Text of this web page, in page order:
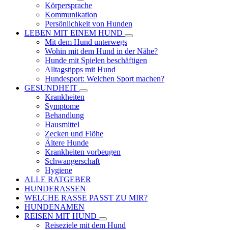
Körpersprache
Kommunikation
Persönlichkeit von Hunden
LEBEN MIT EINEM HUND
Mit dem Hund unterwegs
Wohin mit dem Hund in der Nähe?
Hunde mit Spielen beschäftigen
Alltagstipps mit Hund
Hundesport: Welchen Sport machen?
GESUNDHEIT
Krankheiten
Symptome
Behandlung
Hausmittel
Zecken und Flöhe
Ältere Hunde
Krankheiten vorbeugen
Schwangerschaft
Hygiene
ALLE RATGEBER
HUNDERASSEN
WELCHE RASSE PASST ZU MIR?
HUNDENAMEN
REISEN MIT HUND
Reiseziele mit dem Hund